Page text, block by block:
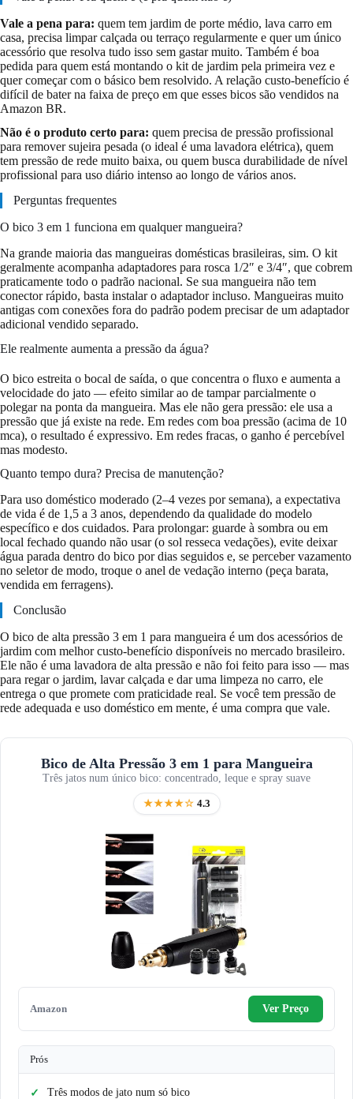
Vale a pena para: quem tem jardim de porte médio, lava carro em
casa, precisa limpar calçada ou terraço regularmente e quer um único
acessório que resolva tudo isso sem gastar muito. Também é boa
pedida para quem está montando o kit de jardim pela primeira vez e
quer começar com o básico bem resolvido. A relação custo-benefício é
difícil de bater na faixa de preço em que esses bicos são vendidos na
Amazon BR.
Não é o produto certo para: quem precisa de pressão profissional
para remover sujeira pesada (o ideal é uma lavadora elétrica), quem
tem pressão de rede muito baixa, ou quem busca durabilidade de nível
profissional para uso diário intenso ao longo de vários anos.
Perguntas frequentes
O bico 3 em 1 funciona em qualquer mangueira?
Na grande maioria das mangueiras domésticas brasileiras, sim. O kit
geralmente acompanha adaptadores para rosca 1/2″ e 3/4″, que cobrem
praticamente todo o padrão nacional. Se sua mangueira não tem
conector rápido, basta instalar o adaptador incluso. Mangueiras muito
antigas com conexões fora do padrão podem precisar de um adaptador
adicional vendido separado.
Ele realmente aumenta a pressão da água?
O bico estreita o bocal de saída, o que concentra o fluxo e aumenta a
velocidade do jato — efeito similar ao de tampar parcialmente o
polegar na ponta da mangueira. Mas ele não gera pressão: ele usa a
pressão que já existe na rede. Em redes com boa pressão (acima de 10
mca), o resultado é expressivo. Em redes fracas, o ganho é percebível
mas modesto.
Quanto tempo dura? Precisa de manutenção?
Para uso doméstico moderado (2–4 vezes por semana), a expectativa
de vida é de 1,5 a 3 anos, dependendo da qualidade do modelo
específico e dos cuidados. Para prolongar: guarde à sombra ou em
local fechado quando não usar (o sol resseca vedações), evite deixar
água parada dentro do bico por dias seguidos e, se perceber vazamento
no seletor de modo, troque o anel de vedação interno (peça barata,
vendida em ferragens).
Conclusão
O bico de alta pressão 3 em 1 para mangueira é um dos acessórios de
jardim com melhor custo-benefício disponíveis no mercado brasileiro.
Ele não é uma lavadora de alta pressão e não foi feito para isso — mas
para regar o jardim, lavar calçada e dar uma limpeza no carro, ele
entrega o que promete com praticidade real. Se você tem pressão de
rede adequada e uso doméstico em mente, é uma compra que vale.
Bico de Alta Pressão 3 em 1 para Mangueira
Três jatos num único bico: concentrado, leque e spray suave
★★★★☆ 4.3
Amazon Ver Preço
Prós
Três modos de jato num só bico